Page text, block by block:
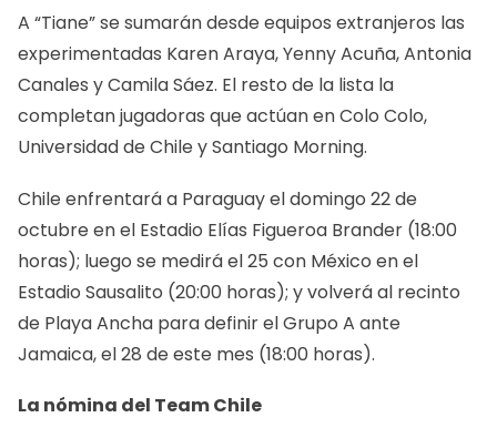
A “Tiane” se sumarán desde equipos extranjeros las
experimentadas Karen Araya, Yenny Acuña, Antonia
Canales y Camila Sáez. El resto de la lista la
completan jugadoras que actúan en Colo Colo,
Universidad de Chile y Santiago Morning.
Chile enfrentará a Paraguay el domingo 22 de
octubre en el Estadio Elías Figueroa Brander (18:00
horas); luego se medirá el 25 con México en el
Estadio Sausalito (20:00 horas); y volverá al recinto
de Playa Ancha para definir el Grupo A ante
Jamaica, el 28 de este mes (18:00 horas).
La nómina del Team Chile